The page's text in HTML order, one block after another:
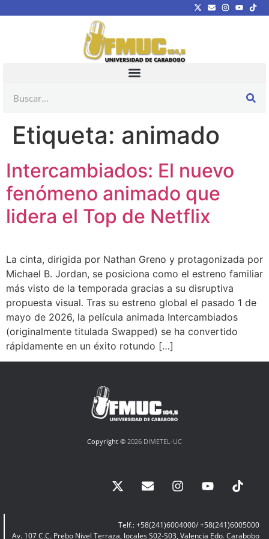
Etiqueta: animado
Intercambiados: El nuevo
fenómeno animado que
lidera el Top de Netflix
La cinta, dirigida por Nathan Greno y protagonizada por
Michael B. Jordan, se posiciona como el estreno familiar
más visto de la temporada gracias a su disruptiva
propuesta visual. Tras su estreno global el pasado 1 de
mayo de 2026, la película animada Intercambiados
(originalmente titulada Swapped) se ha convertido
rápidamente en un éxito rotundo […]
Copyright © 2026 DIMETEL-UC
Telf.: +58(241)6004000/ +58(241)6005000
Av. 107 C.C. Prebo Nivel Terraza, locales S02-S03, Valencia Edo. Carabobo